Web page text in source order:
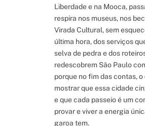
Liberdade e na Mooca,
respira nos museus, nos
Virada Cultural, sem
última hora, dos serviços
selva de pedra e dos
redescobrem São Paulo
porque no fim das contas,
mostrar que essa cidade
e que cada passeio é um
provar e viver a energia
garoa tem.